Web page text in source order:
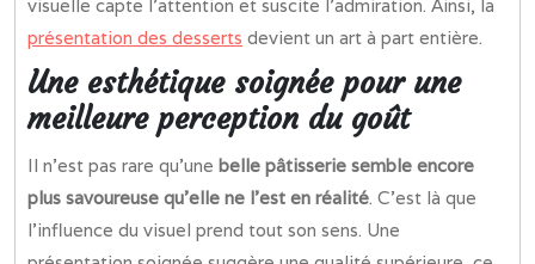
visuelle capte l’attention et suscite l’admiration. Ainsi, la
présentation des desserts devient un art à part entière.
Une esthétique soignée pour une
meilleure perception du goût
Il n’est pas rare qu’une belle pâtisserie semble encore
plus savoureuse qu’elle ne l’est en réalité. C’est là que
l’influence du visuel prend tout son sens. Une